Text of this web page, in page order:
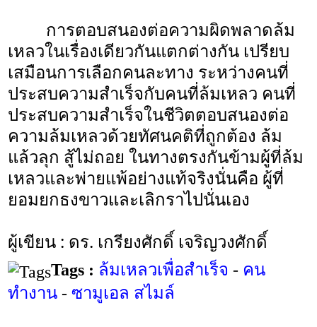
การตอบสนองต่อความผิดพลาดล้ม
เหลวในเรื่องเดียวกันแตกต่างกัน เปรียบ
เสมือนการเลือกคนละทาง ระหว่างคนที่
ประสบความสำเร็จกับคนที่ล้มเหลว คนที่
ประสบความสำเร็จในชีวิตตอบสนองต่อ
ความล้มเหลวด้วยทัศนคติที่ถูกต้อง ล้ม
แล้วลุก สู้ไม่ถอย ในทางตรงกันข้ามผู้ที่ล้ม
เหลวและพ่ายแพ้อย่างแท้จริงนั่นคือ ผู้ที่
ยอมยกธงขาวและเลิกราไปนั่นเอง
ผู้เขียน : ดร. เกรียงศักดิ์ เจริญวงศักดิ์
Tags : ล้มเหลวเพื่อสำเร็จ - คน
ทำงาน- ซามูเอล สไมล์